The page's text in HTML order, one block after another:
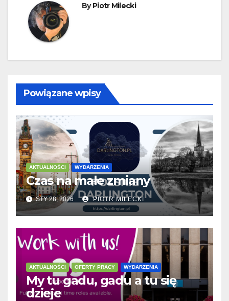
ByPiotr Milecki
Powiązane wpisy
AKTUALNOŚCI WYDARZENIA
Czas na małe zmiany
STY 28, 2026 PIOTR MILECKI
AKTUALNOŚCI OFERTY PRACY WYDARZENIA
My tu gadu, gadu a tu się
dzieje